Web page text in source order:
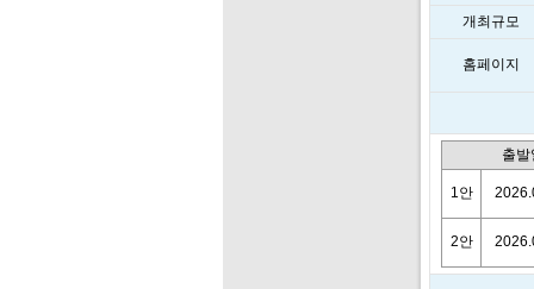
개최규모
홈페이지
출발
1안
2안